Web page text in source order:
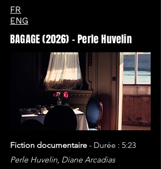
FR
ENG
BAGAGE (2026) - Perle Huvelin
Fiction documentaire - Durée : 5:23
Perle Huvelin, Diane Arcadias